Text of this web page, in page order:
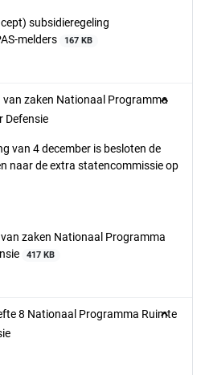
subsidieregeling
melders
167 KB
Defensie
van 4 december is besloten de
naar de extra statencommissie op
zaken Nationaal Programma
417 KB
8 Nationaal Programma Ruimte